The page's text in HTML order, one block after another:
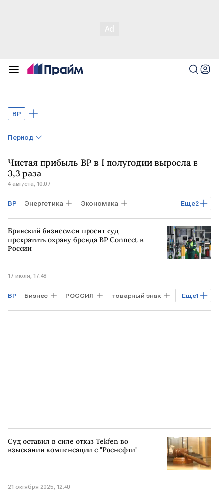
ВР
Период
Чистая прибыль BP в I полугодии выросла в
3,3 раза
4 августа, 10:07
Еще2
ВР Энергетика Экономика
Финансы BP
Брянский бизнесмен просит суд
прекратить охрану бренда BP Connect в
России
17 июля, 17:48
Еще1
ВР Бизнес РОССИЯ товарный знак
иск
Суд оставил в силе отказ Tekfen во
взыскании компенсации с "Роснефти"
21 октября 2025, 12:40